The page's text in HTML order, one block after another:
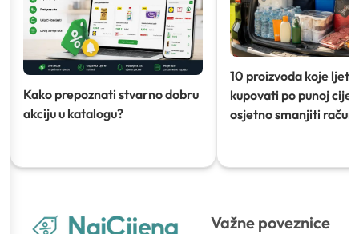
Kako prepoznati stvarno dobru
akciju u katalogu?
10 proizvoda koje ljeti
kupovati po punoj
osjetno smanjiti račun)
Važne poveznice